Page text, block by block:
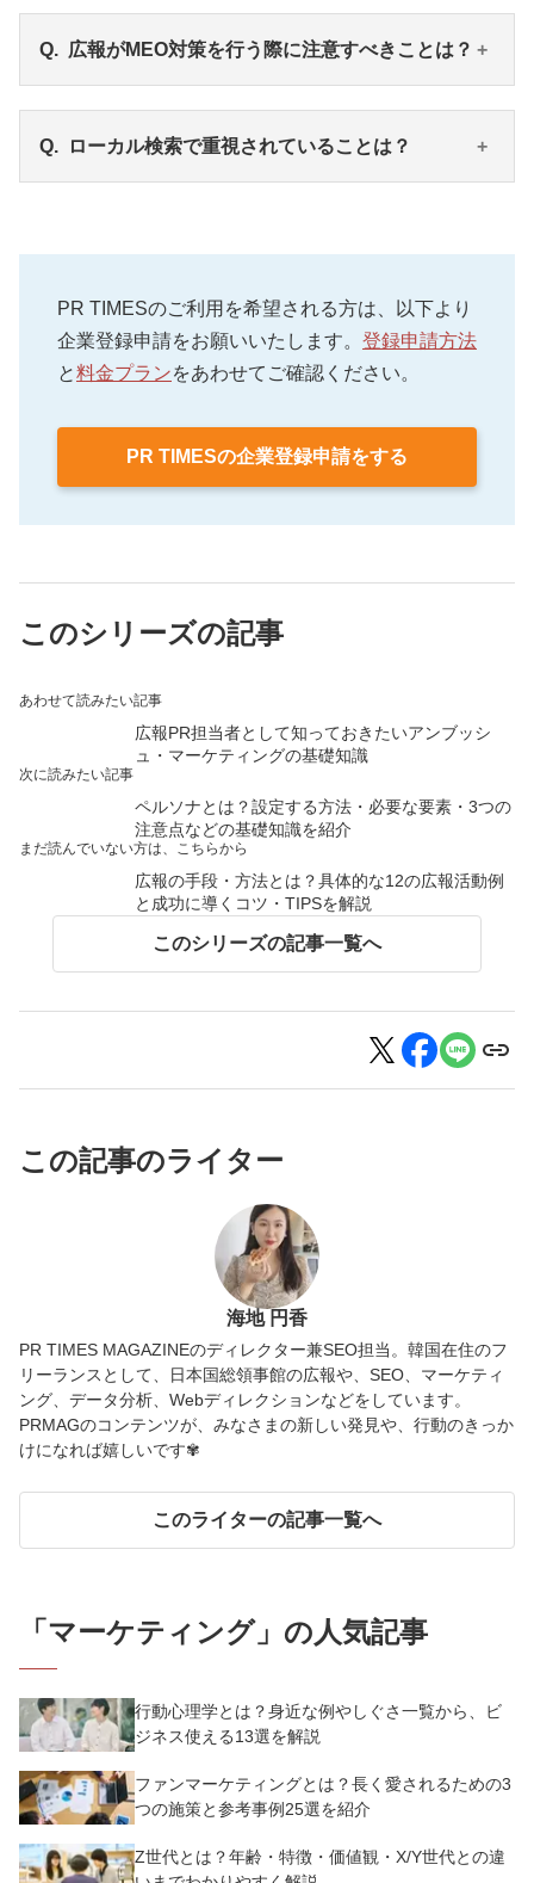
つながる可能性が高い傾向にあることがわかりま
す。
してアプローチできることがMEO対策をするメリッ
トです。
報を登録する、③検索キーワードやエリアを検討す
る、④口コミやレビューには丁寧に返信をする、
広報がMEO対策を行う際に注意すべきことは？
用を行うよう注意する必要があります。
例えば、Googleマイビジネスに店舗情報や画像を登
特典を提供することはGoogleのガイドライン上で禁
じられています。
ローカル検索で重視されていることは？
距離が近いこと、ブランドの知名度が高かったり、
ランドマークになっている場所は検索結果でも上位
に表示されやすくなります。
PR TIMESのご利用を希望される方は、以下より
企業登録申請をお願いいたします。 登録申請方法
と料金プランをあわせてご確認ください。
PR TIMESの企業登録申請をする
このシリーズの記事
あわせて読みたい記事
広報PR担当者として知っておきたいアンブッシ
ュ・マーケティングの基礎知識
次に読みたい記事
ペルソナとは？設定する方法・必要な要素・3つの
注意点などの基礎知識を紹介
まだ読んでいない方は、こちらから
広報の手段・方法とは？具体的な12の広報活動例
と成功に導くコツ・TIPSを解説
このシリーズの記事一覧へ
この記事のライター
海地 円香
PR TIMES MAGAZINEのディレクター兼SEO担当。韓国在住のフ
リーランスとして、日本国総領事館の広報や、SEO、マーケティ
ング、データ分析、Webディレクションなどをしています。
PRMAGのコンテンツが、みなさまの新しい発見や、行動のきっか
けになれば嬉しいです✾
このライターの記事一覧へ
「 マーケティング」の人気記事
行動心理学とは？身近な例やしぐさ一覧から、ビ
ジネス使える13選を解説
ファンマーケティングとは？長く愛されるための3
つの施策と参考事例25選を紹介
Z世代とは？年齢・特徴・価値観・X/Y世代との違